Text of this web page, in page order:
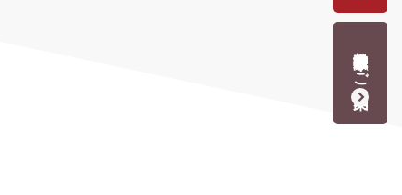
教科書献本のご案内